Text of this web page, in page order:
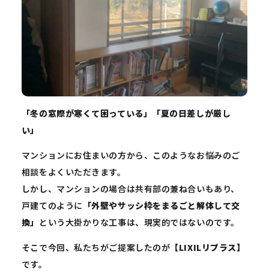
「冬の窓際が寒くて困っている」「夏の日差しが厳し
い」
マンションにお住まいの方から、このようなお悩みのご
相談をよくいただきます。
しかし、マンションの場合は共有部の兼ね合いもあり、
戸建てのように 「外壁やサッシ枠をまるごと解体して交
換」 という大掛かりな工事は、現実的ではないのです。
そこで今回、私たちがご提案したのが 【LIXILリプラス】
です。